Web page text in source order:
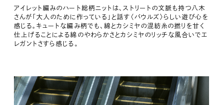
アイレット編みのハート総柄ニットは、ストリートの文脈も持つ八木
さんが「大人のために作っている」と話す〈バウルズ〉らしい遊び心を
感じる。キュートな編み柄でも、綿とカシミヤの混紡糸の撚りを甘く
仕上げることによる綿のやわらかさとカシミヤのリッチな風合いでエ
レガントさすら感じる。